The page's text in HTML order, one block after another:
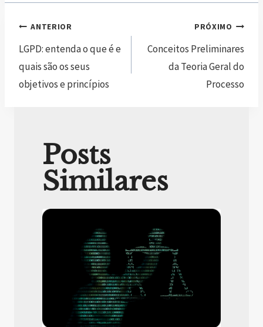
ANTERIOR
LGPD: entenda o que é e
quais são os seus
objetivos e princípios
PRÓXIMO
Conceitos Preliminares
da Teoria Geral do
Processo
Posts
Similares